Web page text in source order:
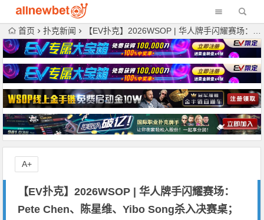
首页 扑克新闻 【EV扑克】2026WSOP | 华人牌手闪耀赛场：Pete Chen、陈星维、Yibo Song杀入决赛桌；主赛事多名国人高分晋级
【EV扑克】2026WSOP | 华人牌手闪耀赛场：
Pete Chen、陈星维、Yibo Song杀入决赛桌；
A+